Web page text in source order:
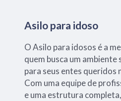
Asilo para idoso
O Asilo para idosos é a
quem busca um
para seus entes queridos
Com uma equipe de
e uma estrutura